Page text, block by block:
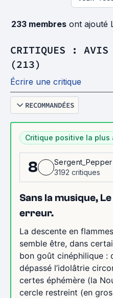
233 membres ont ajouté
CRITIQUES : AVIS
(213)
Écrire une critique
RECOMMANDÉES
Critique positive la plus
8
Sergent_Pepper
3192 critiques
Sans la musique,
erreur.
La descente en
semble être, dans
bon goût cinéphilique :
dépassé l’idolâtrie
certes éphémère (la
cercle restreint (en